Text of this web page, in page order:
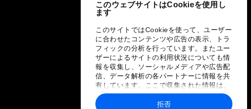
このウェブサイトはCookieを使用し
ます
このサイトではCookieを使って、ユーザー
に合わせたコンテンツや広告の表示、トラ
フィックの分析を行っています。またユー
ザーによるサイトの利用状況についても情
報を収集し、ソーシャルメディアや広告配
信、データ解析の各パートナーに情報を共
有しています。ここで収集された情報は、
ユーザーが各パートナーに提供した他の情
報や各パートナーのサービスを使用した際
拒否